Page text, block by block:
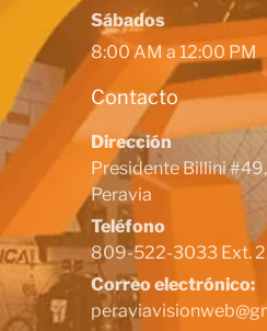
Sábados
8:00 AM a 12:00 PM
Contacto
Dirección
Presidente Billini
Peravia
Teléfono
809-522-3033 Ext.
Correo electrónico: